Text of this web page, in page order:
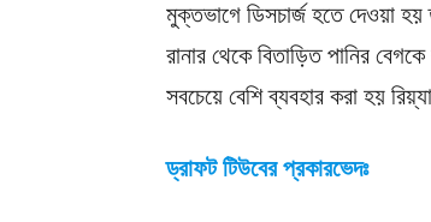
মুক্তভাগে ডিসচার্জ হতে দেওয়া
রানার থেকে বিতাড়িত পানির
সবচেয়ে বেশি ব্যবহার করা হয়
ড্রাফট টিউবের প্রকারভেদঃ